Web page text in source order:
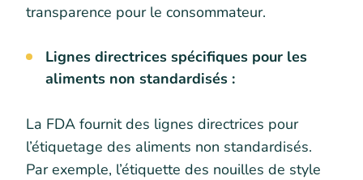
transparence pour le consommateur.
Lignes directrices spécifiques pour les
aliments non standardisés :
La FDA fournit des lignes directrices pour
l’étiquetage des aliments non standardisés.
Par exemple, l’étiquette des nouilles de style